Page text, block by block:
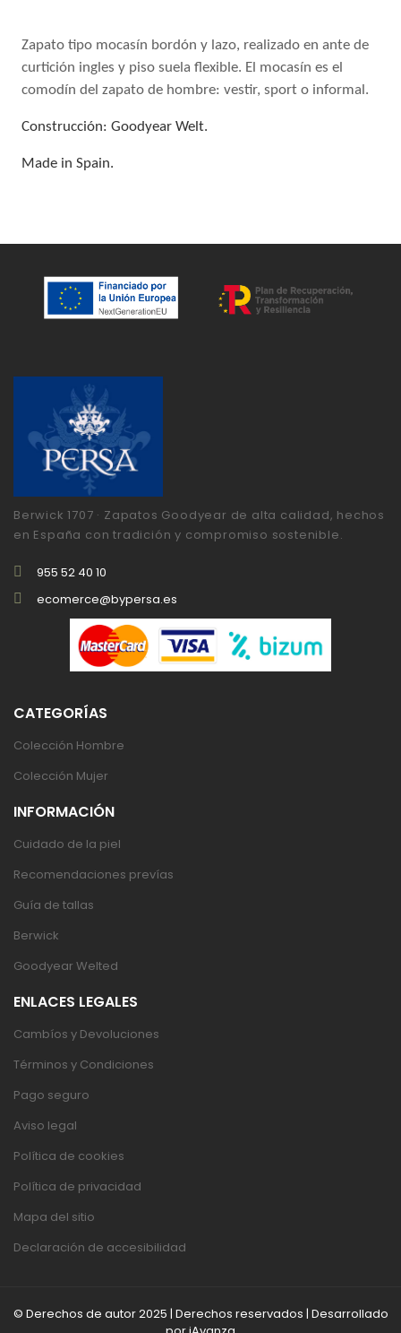
Zapato tipo mocasín bordón y lazo, realizado en ante de
curtición ingles y piso suela flexible. El mocasín es el
comodín del zapato de hombre: vestir, sport o informal.
Construcción: Goodyear Welt.
Made in Spain.
Berwick 1707 · Zapatos Goodyear de alta calidad, hechos
en España con tradición y compromiso sostenible.
955 52 40 10
ecomerce@bypersa.es
CATEGORÍAS
Colección Hombre
Colección Mujer
INFORMACIÓN
Cuidado de la piel
Recomendaciones prevías
Guía de tallas
Berwick
Goodyear Welted
ENLACES LEGALES
Cambíos y Devoluciones
Términos y Condiciones
Pago seguro
Aviso legal
Política de cookies
Política de privacidad
Mapa del sitio
Declaración de accesibilidad
© Derechos de autor 2025 | Derechos reservados | Desarrollado